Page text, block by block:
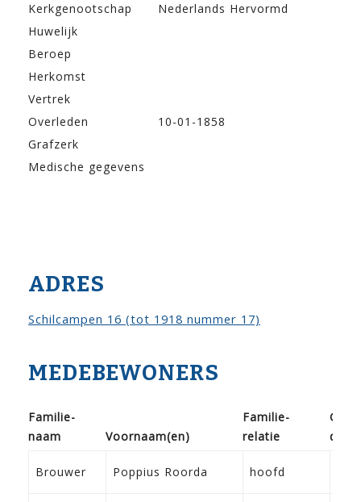
Kerkgenootschap
Nederlands Hervormd
Huwelijk
Beroep
Herkomst
Vertrek
Overleden
10-01-1858
Grafzerk
Medische gegevens
ADRES
Schilcampen 16 (tot 1918 nummer 17)
MEDEBEWONERS
Familie­
naam
Voor­naam(en)
Familie­
relatie
doop
Brouwer Poppius Roorda hoofd